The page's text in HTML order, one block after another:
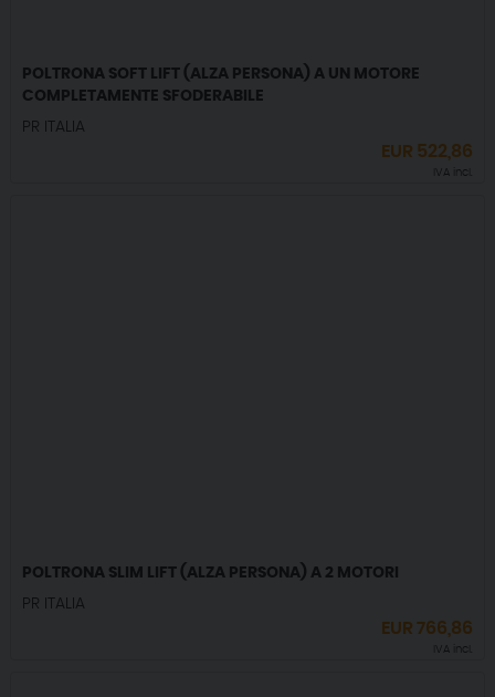
POLTRONA SOFT LIFT (ALZA PERSONA) A UN MOTORE
COMPLETAMENTE SFODERABILE
PR ITALIA
EUR 522,86
IVA incl.
POLTRONA SLIM LIFT (ALZA PERSONA) A 2 MOTORI
PR ITALIA
EUR766,86
IVA incl.